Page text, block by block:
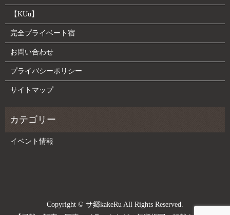
【KUu】
完全プライベート宿
お問い合わせ
プライバシーポリシー
サイトマップ
イベント情報
Copyright © サ郷kakeRu All Rights Reserved.